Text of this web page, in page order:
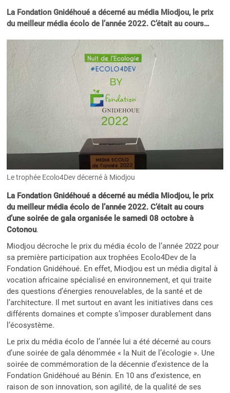
La Fondation Gnidéhoué a décerné au média Miodjou, le prix
du meilleur média écolo de l’année 2022. C’était au cours…
Le trophée Ecolo4Dev décerné à Miodjou
La Fondation Gnidéhoué a décerné au média Miodjou, le prix
du meilleur média écolo de l’année 2022. C’était au cours
d’une soirée de gala organisée le samedi 08 octobre à
Cotonou.
Miodjou décroche le prix du média écolo de l’année 2022 pour
sa première participation aux trophées Ecolo4Dev de la
Fondation Gnidéhoué. En effet, Miodjou est un média digital à
vocation africaine spécialisé en environnement, et qui traite
des questions d’énergies renouvelables, de la santé et de
l’architecture. Il met surtout en avant les initiatives dans ces
différents domaines et compte s’imposer durablement dans
l’écosystème.
Le prix du média écolo de l’année lui a été décerné au cours
d’une soirée de gala dénommée « la Nuit de l’écologie ». Une
soirée de commémoration de la décennie d’existence de la
Fondation Gnidéhoué au Bénin. En 10 ans d’existence, en
raison de son innovation, son agilité, de la qualité de ses